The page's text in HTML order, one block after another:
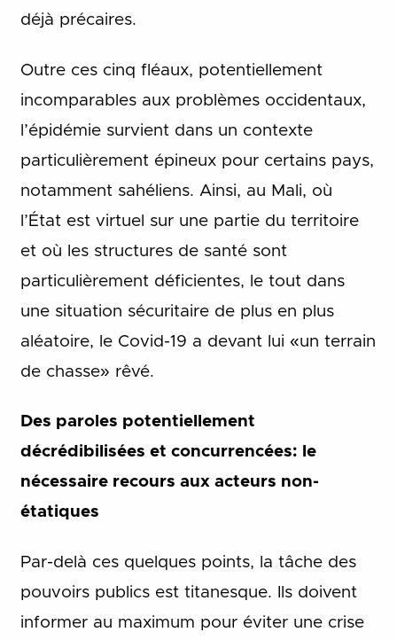
déjà précaires.
Outre ces cinq fléaux, potentiellement
incomparables aux problèmes occidentaux,
l’épidémie survient dans un contexte
particulièrement épineux pour certains pays,
notamment sahéliens. Ainsi, au Mali, où
l’État est virtuel sur une partie du territoire
et où les structures de santé sont
particulièrement déficientes, le tout dans
une situation sécuritaire de plus en plus
aléatoire, le Covid-19 a devant lui «un terrain
de chasse» rêvé.
Des paroles potentiellement
décrédibilisées et concurrencées: le
nécessaire recours aux acteurs non-
étatiques
Par-delà ces quelques points, la tâche des
pouvoirs publics est titanesque. Ils doivent
informer au maximum pour éviter une crise